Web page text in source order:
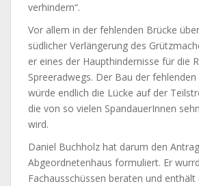
verhindern“.
Vor allem in der fehlenden Brücke
südlicher Verlängerung des
er eines der Haupthindernisse für die
Spreeradwegs. Der Bau der fehlenden
würde endlich die Lücke auf der
die von so vielen SpandauerInnen
wird.
Daniel Buchholz hat darum den
Abgeordnetenhaus formuliert. Er
Fachausschüssen beraten und enthält